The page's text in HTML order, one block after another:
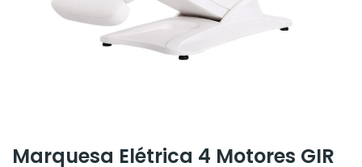
Marquesa Elétrica 4 Motores GIR